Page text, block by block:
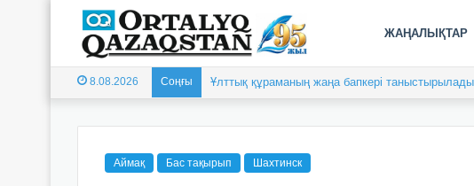
ЖАҢАЛЫҚТАР
8.08.2026 Соңғы Ұлттық құраманың жаңа бапкері таныстырылады
Аймақ Бас тақырып Шахтинск